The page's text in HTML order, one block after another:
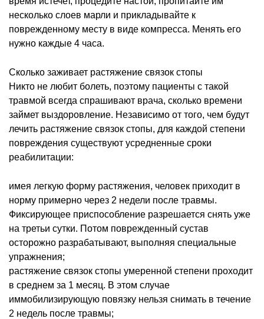
несколько слоев марли и прикладывайте к
поврежденному месту в виде компресса. Менять его
нужно каждые 4 часа.
Сколько заживает растяжение связок стопы
Никто не любит болеть, поэтому пациенты с такой
травмой всегда спрашивают врача, сколько времени
займет выздоровление. Независимо от того, чем будут
лечить растяжение связок стопы, для каждой степени
повреждения существуют усредненные сроки
реабилитации:
имея легкую форму растяжения, человек приходит в
норму примерно через 2 недели после травмы.
Фиксирующее приспособление разрешается снять уже
на третьи сутки. Потом поврежденный сустав
осторожно разрабатывают, выполняя специальные
упражнения;
растяжение связок стопы умеренной степени проходит
в среднем за 1 месяц. В этом случае
иммобилизирующую повязку нельзя снимать в течение
2 недель после травмы;